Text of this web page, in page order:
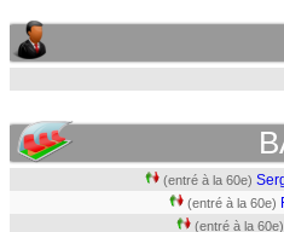
(entré à la 60e)
(entré à la 60e)
(entré à la 60e)